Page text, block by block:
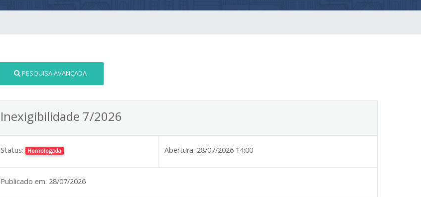
PESQUISA AVANÇADA
Inexigibilidade 7/2026
Status: Homologada Abertura: 28/07/2026 14:00
Publicado em: 28/07/2026